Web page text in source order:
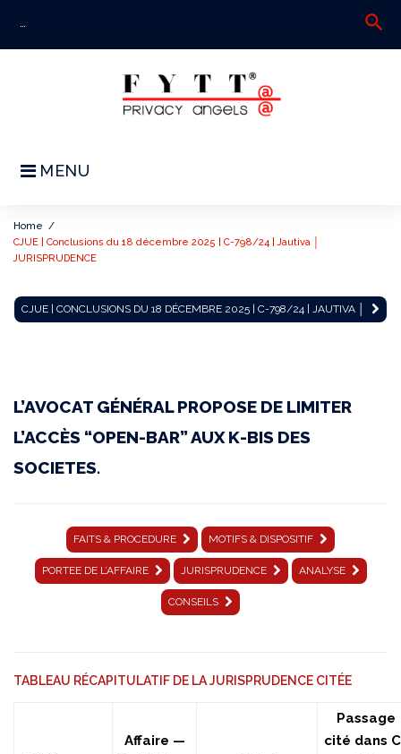
content
search
MENU
Home /
CJUE | Conclusions du 18 décembre 2025 | C-798/24 | Jautiva │
JURISPRUDENCE
CJUE
18
décembre
798/24
│
CJUE | CONCLUSIONS DU 18 DÉCEMBRE 2025 | C-798/24 | JAUTIVA │
L’AVOCAT GÉNÉRAL PROPOSE DE LIMITER
L’ACCÈS “OPEN-BAR” AUX K-BIS DES
SOCIETES.
FAITS & PROCEDURE MOTIFS & DISPOSITIF
PORTEE DE L’AFFAIRE JURISPRUDENCE ANALYSE
CONSEILS
TABLEAU RÉCAPITULATIF DE LA JURISPRUDENCE CITÉE
Affaire —
Passage
cité dans